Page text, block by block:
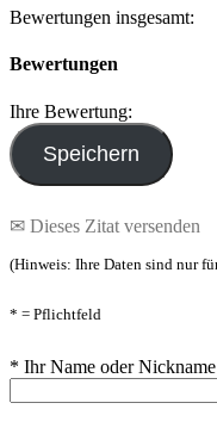
Bewertungen insgesamt:
Bewertungen
Ihre Bewertung:
✉ Dieses Zitat versenden
(Hinweis: Ihre Daten sind nur
* = Pflichtfeld
* Ihr Name oder Nickname